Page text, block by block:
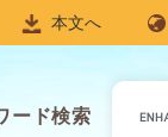
本文へ
ード検索
キ